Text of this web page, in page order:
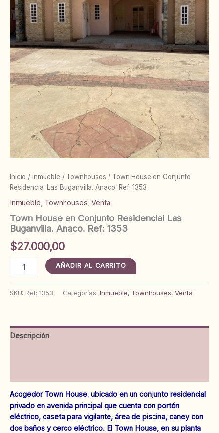
Inicio / Inmueble / Townhouses / Town House en Conjunto
Residencial Las Buganvilla. Anaco. Ref: 1353
Inmueble, Townhouses, Venta
Town House en Conjunto Residencial Las
Buganvilla. Anaco. Ref: 1353
$27.000,00
House
Conjunto
Anaco.
Ref:
AÑADIR AL CARRITO
SKU: Ref: 1353 Categorías: Inmueble, Townhouses, Venta
Descripción
Acogedor Town House, ubicado en un conjunto residencial
privado en avenida principal que cuenta con portón
eléctrico, caseta para vigilante, área de piscina, caney con
dos baños y cerco eléctrico. El Town House, en su planta